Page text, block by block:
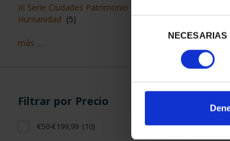
consentimiento
NECESARIAS
III Serie Ciudades Patrimonio de la
Humanidad (5)
más ...
Filtrar por Precio
€50-€199,99 (10)